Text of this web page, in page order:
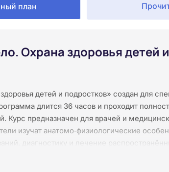
план
Охрана здоровья детей
детей и подростков» создан для
длится 36 часов и проходит
Курс предназначен для врачей и
изучат анатомо‑физиологические
диагностику и лечение
развития. Программа также